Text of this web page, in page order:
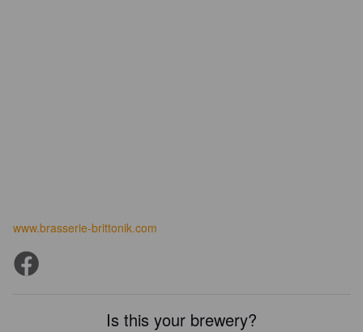
www.brasserie-brittonik.com
Is this your brewery?